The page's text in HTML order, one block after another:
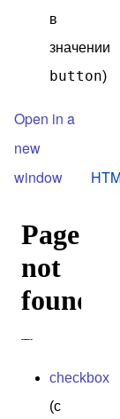
в
значении
button)
Open in a
new
window
checkbox
(с